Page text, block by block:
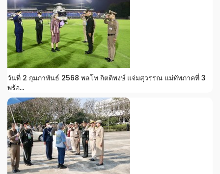
วันที่ 2 กุมภาพันธ์ 2568 พลโท กิตติพงษ์ แจ่มสุวรรณ แม่ทัพภาคที่ 3
พร้อ...